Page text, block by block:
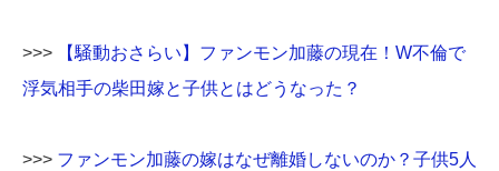
>>>
【騒動おさらい】ファンモン加藤の現在！W不倫で
浮気相手の柴田嫁と子供とはどうなった？
>>> ファンモン加藤の嫁はなぜ離婚しないのか？子供5人